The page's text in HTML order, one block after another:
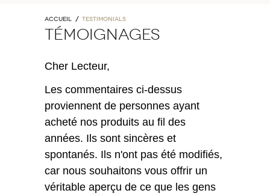
Accueil TESTIMONIALS
TÉMOIGNAGES
Cher Lecteur,
Les commentaires ci-dessus
proviennent de personnes ayant
acheté nos produits au fil des
années. Ils sont sincères et
spontanés. Ils n'ont pas été modifiés,
car nous souhaitons vous offrir un
véritable aperçu de ce que les gens